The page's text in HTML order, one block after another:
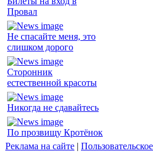
Провал
Не спасайте меня, это
слишком дорого
Сторонник
естественной красоты
Никогда не сдавайтесь
По прозвищу Кротёнок
Реклама на сайте |